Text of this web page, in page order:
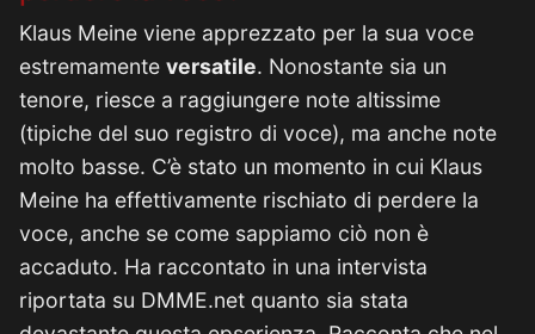
Klaus Meine viene apprezzato per la sua voce
estremamente versatile. Nonostante sia un
tenore, riesce a raggiungere note altissime
(tipiche del suo registro di voce), ma anche note
molto basse. C’è stato un momento in cui Klaus
Meine ha effettivamente rischiato di perdere la
voce, anche se come sappiamo ciò non è
accaduto. Ha raccontato in una intervista
riportata su DMME.net quanto sia stata